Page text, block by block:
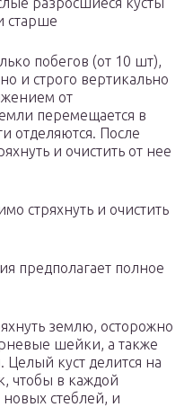
старше
побегов (от 10 шт),
и строго вертикально
от
перемещается в
отделяются. После
и очистить от нее
стряхнуть и очистить
предполагает полное
землю, осторожно
шейки, а также
Целый куст делится на
чтобы в каждой
новых стеблей, и